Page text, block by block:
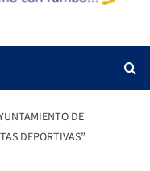
DE
DEPORTIVAS”